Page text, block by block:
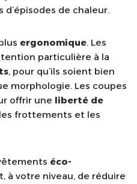
de chaleur.
ergonomique. Les
particulière à la
, pour qu’ils soient bien
morphologie. Les coupes
offrir une liberté de
frottements et les
éco-
à votre niveau, de réduire